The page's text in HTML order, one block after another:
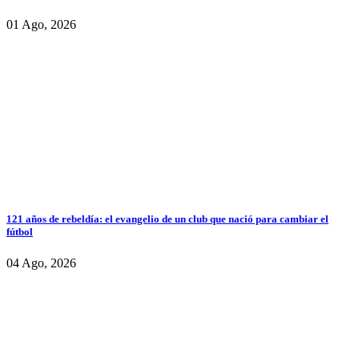
01 Ago, 2026
121 años de rebeldía: el evangelio de un club que nació para cambiar el
fútbol
04 Ago, 2026